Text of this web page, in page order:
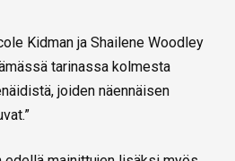
Kidman ja Shailene Woodley
tarinassa kolmesta
joiden näennäisen